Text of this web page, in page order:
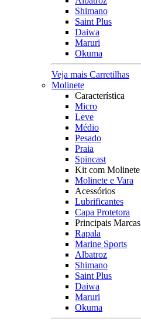
Shimano
Saint Plus
Daiwa
Maruri
Okuma
Veja mais Carretilhas
Molinete
Característica
Micro
Leve
Médio
Pesado
Praia
Spincast
Kit com Molinete
Molinete e Vara
Acessórios
Lubrificantes
Capa Protetora
Principais Marcas
Rapala
Marine Sports
Albatroz
Shimano
Saint Plus
Daiwa
Maruri
Okuma